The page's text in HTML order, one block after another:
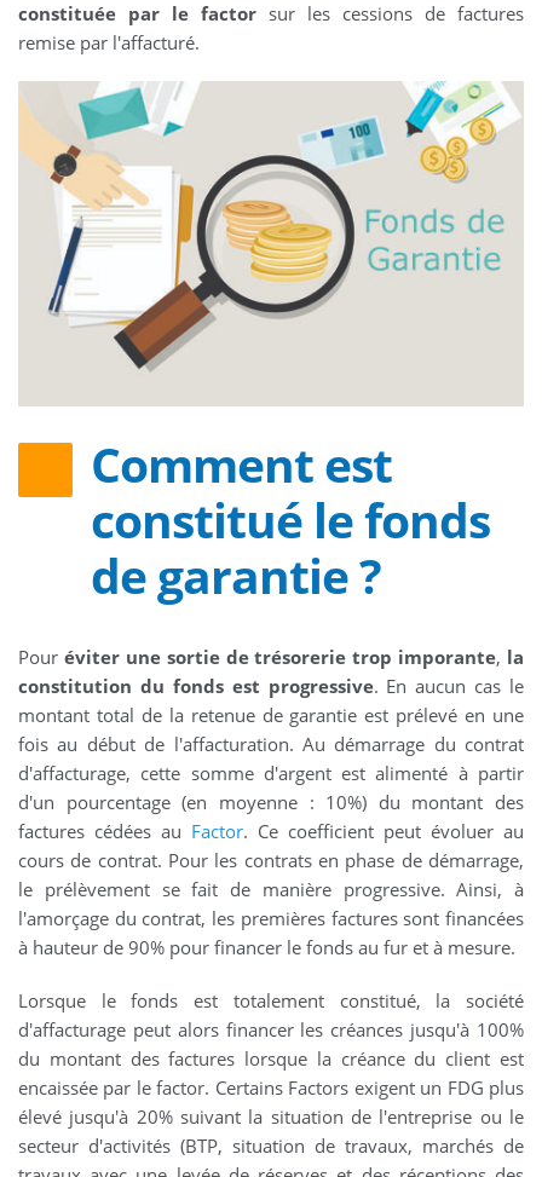
constituée par le factor sur les cessions de factures
remise par l'affacturé.
Comment est
constitué le fonds
de garantie ?
Pour éviter une sortie de trésorerie trop imporante, la
constitution du fonds est progressive. En aucun cas le
montant total de la retenue de garantie est prélevé en une
fois au début de l'affacturation. Au démarrage du contrat
d'affacturage, cette somme d'argent est alimenté à partir
d'un pourcentage (en moyenne : 10%) du montant des
factures cédées au Factor. Ce coefficient peut évoluer au
cours de contrat. Pour les contrats en phase de démarrage,
le prélèvement se fait de manière progressive. Ainsi, à
l'amorçage du contrat, les premières factures sont financées
à hauteur de 90% pour financer le fonds au fur et à mesure.
Lorsque le fonds est totalement constitué, la société
d'affacturage peut alors financer les créances jusqu'à 100%
du montant des factures lorsque la créance du client est
encaissée par le factor. Certains Factors exigent un FDG plus
élevé jusqu'à 20% suivant la situation de l'entreprise ou le
secteur d'activités (BTP, situation de travaux, marchés de